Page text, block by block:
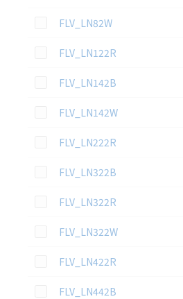
この資料を選択
FLV_LN82W
この資料を選択
FLV_LN122R
この資料を選択
FLV_LN142B
この資料を選択
FLV_LN142W
この資料を選択
FLV_LN222R
この資料を選択
FLV_LN322B
この資料を選択
FLV_LN322R
この資料を選択
FLV_LN322W
この資料を選択
FLV_LN422R
この資料を選択
FLV_LN442B